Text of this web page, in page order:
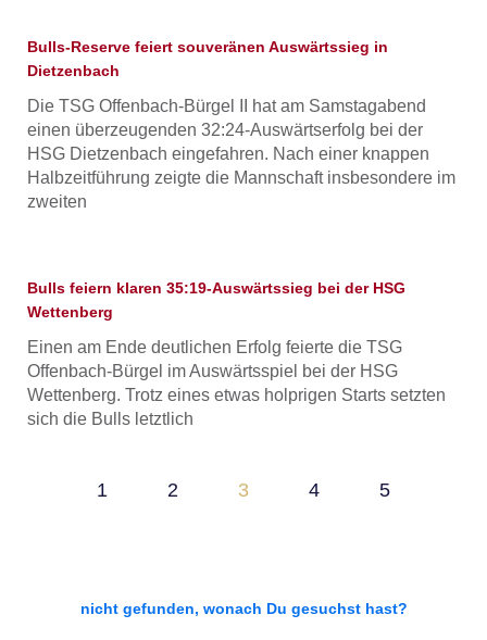
Bulls-Reserve feiert souveränen Auswärtssieg in
Dietzenbach
Die TSG Offenbach-Bürgel II hat am Samstagabend
einen überzeugenden 32:24-Auswärtserfolg bei der
HSG Dietzenbach eingefahren. Nach einer knappen
Halbzeitführung zeigte die Mannschaft insbesondere im
zweiten
Bulls feiern klaren 35:19-Auswärtssieg bei der HSG
Wettenberg
Einen am Ende deutlichen Erfolg feierte die TSG
Offenbach-Bürgel im Auswärtsspiel bei der HSG
Wettenberg. Trotz eines etwas holprigen Starts setzten
sich die Bulls letztlich
1 2 3 4 5
nicht gefunden, wonach Du gesuchst hast?